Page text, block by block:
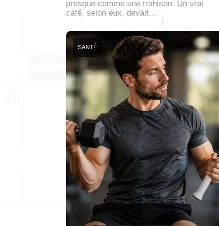
presque comme une trahison. Un vrai
café, selon eux, devait…
SANTÉ